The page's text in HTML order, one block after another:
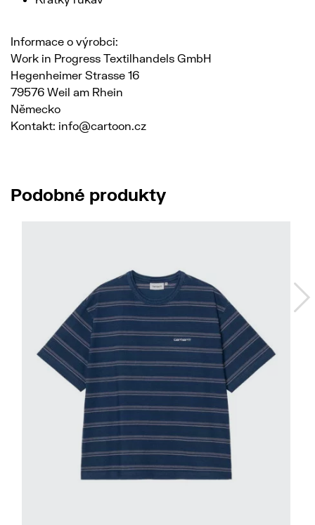
Informace o výrobci:
Work in Progress Textilhandels GmbH
Hegenheimer Strasse 16
79576 Weil am Rhein
Německo
Kontakt: info@cartoon.cz
Podobné produkty